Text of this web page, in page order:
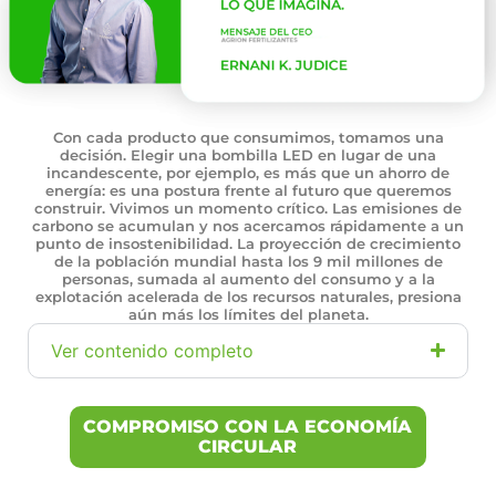
Con cada producto que consumimos, tomamos una
decisión. Elegir una bombilla LED en lugar de una
incandescente, por ejemplo, es más que un ahorro de
energía: es una postura frente al futuro que queremos
construir. Vivimos un momento crítico. Las emisiones de
carbono se acumulan y nos acercamos rápidamente a un
punto de insostenibilidad. La proyección de crecimiento
de la población mundial hasta los 9 mil millones de
personas, sumada al aumento del consumo y a la
explotación acelerada de los recursos naturales, presiona
aún más los límites del planeta.
Ver contenido completo
COMPROMISO CON LA ECONOMÍA
CIRCULAR